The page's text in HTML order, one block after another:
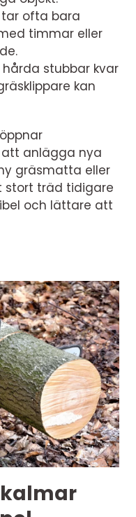
tar ofta bara
timmar eller
stubbar kvar
kan
anlägga nya
gräsmatta eller
stort träd tidigare
och lättare att